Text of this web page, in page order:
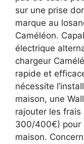
sur une prise
marque au
Caméléon.
électrique
chargeur
rapide et
nécessite
maison, une
rajouter les frais
300/400€) pour
maison.